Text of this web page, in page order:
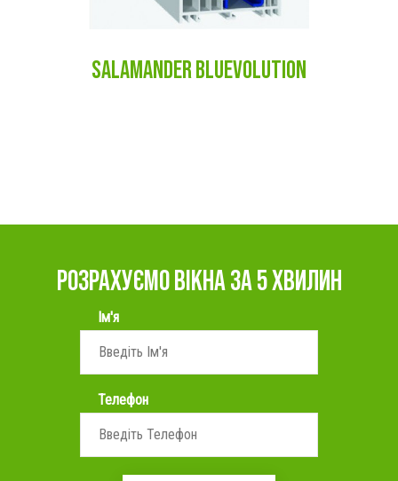
SALAMANDER BLUEVOLUTION
РОЗРАХУЄМО ВІКНА ЗА 5 ХВИЛИН
Ім'я
Телефон